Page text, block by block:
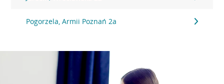
Pogorzela, Armii Poznań 2a